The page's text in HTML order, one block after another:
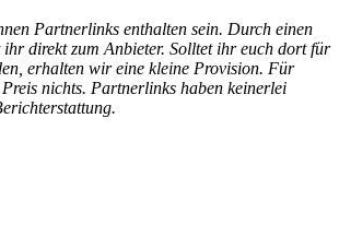
Partnerlinks enthalten sein. Durch einen
direkt zum Anbieter. Solltet ihr euch dort für
erhalten wir eine kleine Provision. Für
nichts. Partnerlinks haben keinerlei